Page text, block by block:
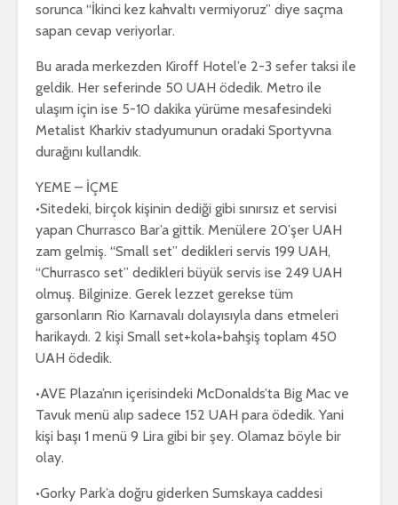
sorunca “İkinci kez kahvaltı vermiyoruz” diye saçma
sapan cevap veriyorlar.
Bu arada merkezden Kiroff Hotel’e 2-3 sefer taksi ile
geldik. Her seferinde 50 UAH ödedik. Metro ile
ulaşım için ise 5-10 dakika yürüme mesafesindeki
Metalist Kharkiv stadyumunun oradaki Sportyvna
durağını kullandık.
YEME – İÇME
•Sitedeki, birçok kişinin dediği gibi sınırsız et servisi
yapan Churrasco Bar’a gittik. Menülere 20’şer UAH
zam gelmiş. “Small set” dedikleri servis 199 UAH,
“Churrasco set” dedikleri büyük servis ise 249 UAH
olmuş. Bilginize. Gerek lezzet gerekse tüm
garsonların Rio Karnavalı dolayısıyla dans etmeleri
harikaydı. 2 kişi Small set+kola+bahşiş toplam 450
UAH ödedik.
•AVE Plaza’nın içerisindeki McDonalds’ta Big Mac ve
Tavuk menü alıp sadece 152 UAH para ödedik. Yani
kişi başı 1 menü 9 Lira gibi bir şey. Olamaz böyle bir
olay.
•Gorky Park’a doğru giderken Sumskaya caddesi